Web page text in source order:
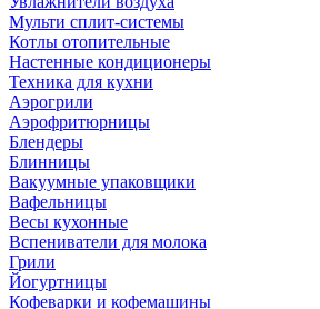
Мульти сплит-системы
Котлы отопительные
Настенные кондиционеры
Техника для кухни
Аэрогрили
Аэрофритюрницы
Блендеры
Блинницы
Вакуумные упаковщики
Вафельницы
Весы кухонные
Вспениватели для молока
Грили
Йогуртницы
Кофеварки и кофемашины